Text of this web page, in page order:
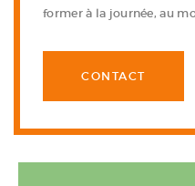
former à la journée, au
CONTACT